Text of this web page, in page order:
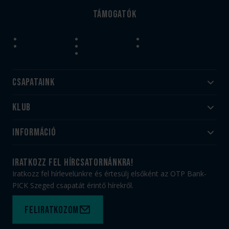
Támogatók
Csapataink
Felnőtt
Utánpótlás
Klub
#HandballFamily
Munkatársaink
PICK Aréna
Sajtóakkreditáció
Információ
Jegy- és bérletvásárlás
Webshop
Adatvédelem
Felhasználási feltételek
iratkozz fel hírcsatornánkra!
Iratkozz fel hírlevelünkre és értesülj elsőként az OTP Bank-
PICK Szeged csapatát érintő hírekről.
Feliratkozom